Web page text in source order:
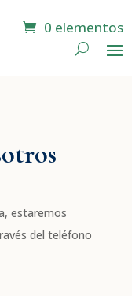
0 elementos
estaremos
del teléfono